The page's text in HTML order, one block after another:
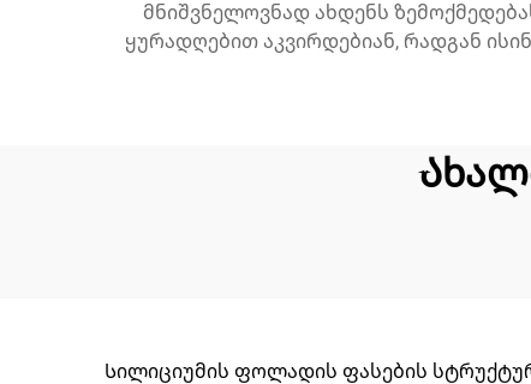
მნიშვნელოვნად ახდენს
ყურადღებით აკვირდებიან, რადგან
Სილიციუმის ფოლადის ფასების